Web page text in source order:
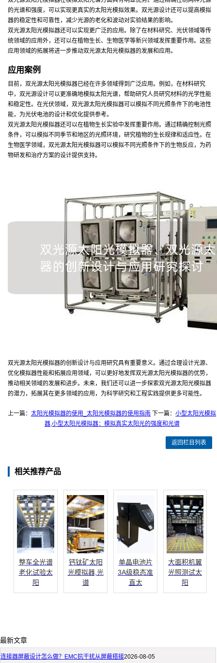
的光谱和强度，可以实现更真实的太阳光模拟效果。双光源设计还可以提高模拟
器的稳定性和可靠性，减少光源的老化和波动对实验结果的影响。
双光源太阳光模拟器还可以实现更广泛的应用。除了在材料研究、光伏领域等传
统领域的应用外，还可以在植物生长、生物医学等新兴领域发挥重要作用。这些
应用领域的拓展将进一步推动双光源太阳光模拟器的发展和应用。
应用案例
目前，双光源太阳光模拟器已经在许多领域得到广泛应用。例如，在材料研究
中，双光源设计可以更准确地模拟太阳光谱，帮助研究人员研究材料的光学性能
和稳定性。在光伏领域，双光源太阳光模拟器可以模拟不同光照条件下的电池性
能，为光伏电池的设计和优化提供参考。
双光源太阳光模拟器还可以在植物生长实验中发挥重要作用。通过精确控制光照
条件，可以模拟不同季节和地区的光照环境，研究植物的生长规律和适应性。在
生物医学领域，双光源太阳光模拟器可以模拟不同光照条件下的生物反应，为药
物研发和治疗方案的设计提供支持。
双光源太阳光模拟器的创新设计与应用研究具有重要意义。通过合理设计光源、
优化模拟器性能和拓展应用领域，可以更好地发挥双光源太阳光模拟器的优势，
推动相关领域的发展和进步。未来，我们还可以进一步探索双光源太阳光模拟器
的潜力，拓展其在更多领域的应用，为科学研究和工程实践提供更多可能性。
上一篇：太阳光模拟器的使用_太阳光模拟器的使用指南 下一篇：小型太阳光模拟
器,小型太阳光模拟器：模拟真实太阳光的强度和光谱
返回栏目列表
相关推荐产品
整车全光谱
老化试验太
阳
钙钛矿太阳
光模拟器,光
谱
单晶电池片
3A级稳态准
直太
大面积机翼
光照测试太
阳
最新文章
连接器屏蔽设计怎么做？EMC抗干扰从屏蔽搭接2026-08-05